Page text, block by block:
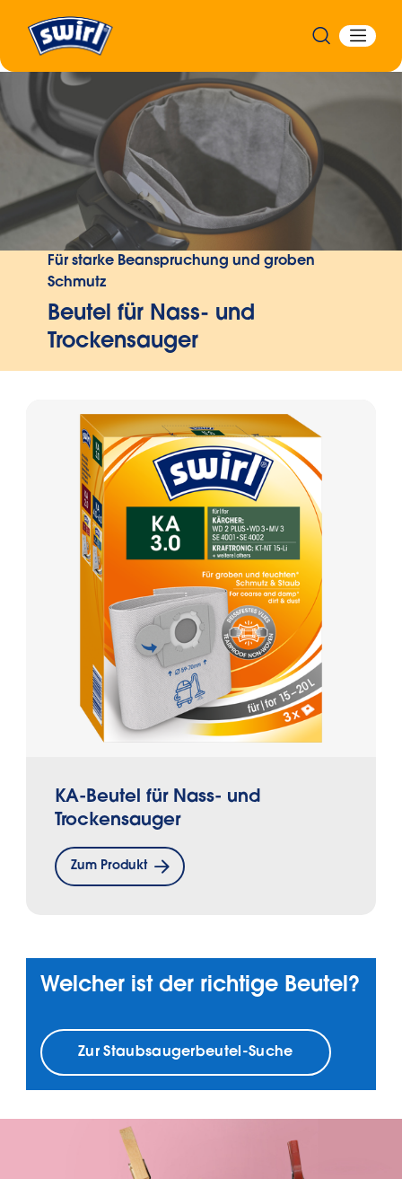
Zurück
Für starke Beanspruchung und groben
Schmutz
Beutel für Nass- und
Trockensauger
KA-Beutel für Nass- und
Trockensauger
Zum Produkt
Welcher ist der richtige Beutel?
Zur Staubsaugerbeutel-Suche